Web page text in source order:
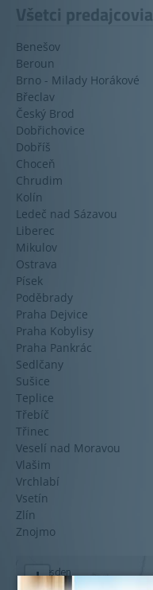
Všetci predajcovia
Benešov
Beroun
Brno - Milady Horákové
Břeclav
Český Brod
Dobřichovice
Dobříš
Choceň
Chrudim
Kolín
Ledeč nad Sázavou
Liberec
Mikulov
Ostrava
Písek
Poděbrady
Praha Dejvice
Praha Kobylisy
Praha Pankrác
Sedlčany
Sušice
Teplice
Třebíč
Třinec
Veselí nad Moravou
Vlašim
Vrchlabí
Vsetín
Zlín
Znojmo
+